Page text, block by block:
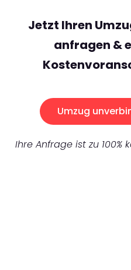
Jetzt Ihren
anfragen &
Umzug
Ihre Anfrage ist zu 100%